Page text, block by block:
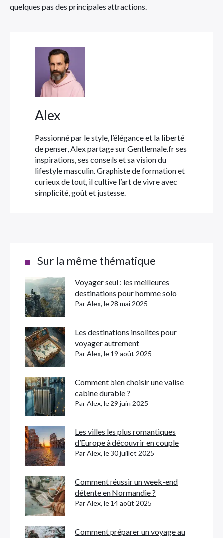
quelques pas des principales attractions.
Alex
Passionné par le style, l’élégance et la liberté
de penser, Alex partage sur Gentlemale.fr ses
inspirations, ses conseils et sa vision du
lifestyle masculin. Graphiste de formation et
curieux de tout, il cultive l’art de vivre avec
simplicité, goût et justesse.
Sur la même thématique
Voyager seul : les meilleures
destinations pour homme solo
Par Alex, le 28 mai 2025
Les destinations insolites pour
voyager autrement
Par Alex, le 19 août 2025
Comment bien choisir une valise
cabine durable ?
Par Alex, le 29 juin 2025
Les villes les plus romantiques
d’Europe à découvrir en couple
Par Alex, le 30 juillet 2025
Comment réussir un week-end
détente en Normandie ?
Par Alex, le 14 août 2025
Comment préparer un voyage au